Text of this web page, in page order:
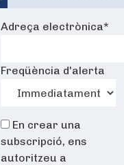
Adreça electrònica*
Freqüència d'alerta
En crear una
subscripció, ens
autoritzeu a